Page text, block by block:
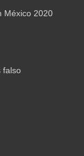
México 2020
falso